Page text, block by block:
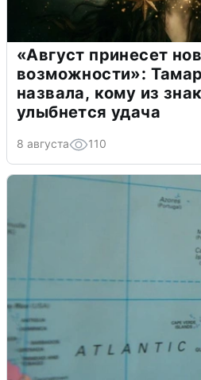
«Август принесет
возможности»:
назвала, кому из
улыбнется удача
8 августа 110